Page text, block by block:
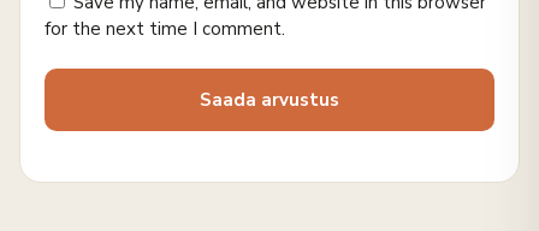
for the next time I comment.